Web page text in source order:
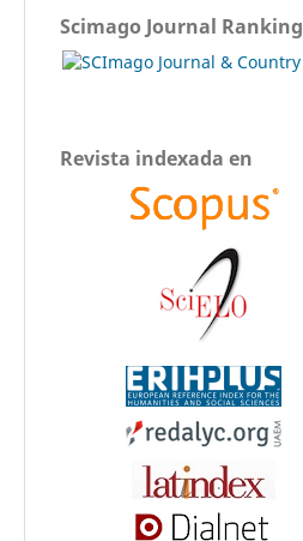
Scimago Journal Ranking
Revista indexada en